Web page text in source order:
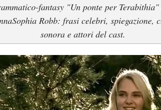
fantasy "Un ponte per
Robb: frasi celebri, spiegazione,
sonora e attori del cast.